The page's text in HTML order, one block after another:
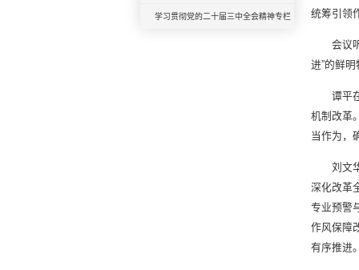
学习贯彻党的二十届三中全会精神专栏
统筹引领
会议
进”的鲜
谭平
机制改革
当作为，
刘文
深化改革
专业预警
作风保障
有序推进